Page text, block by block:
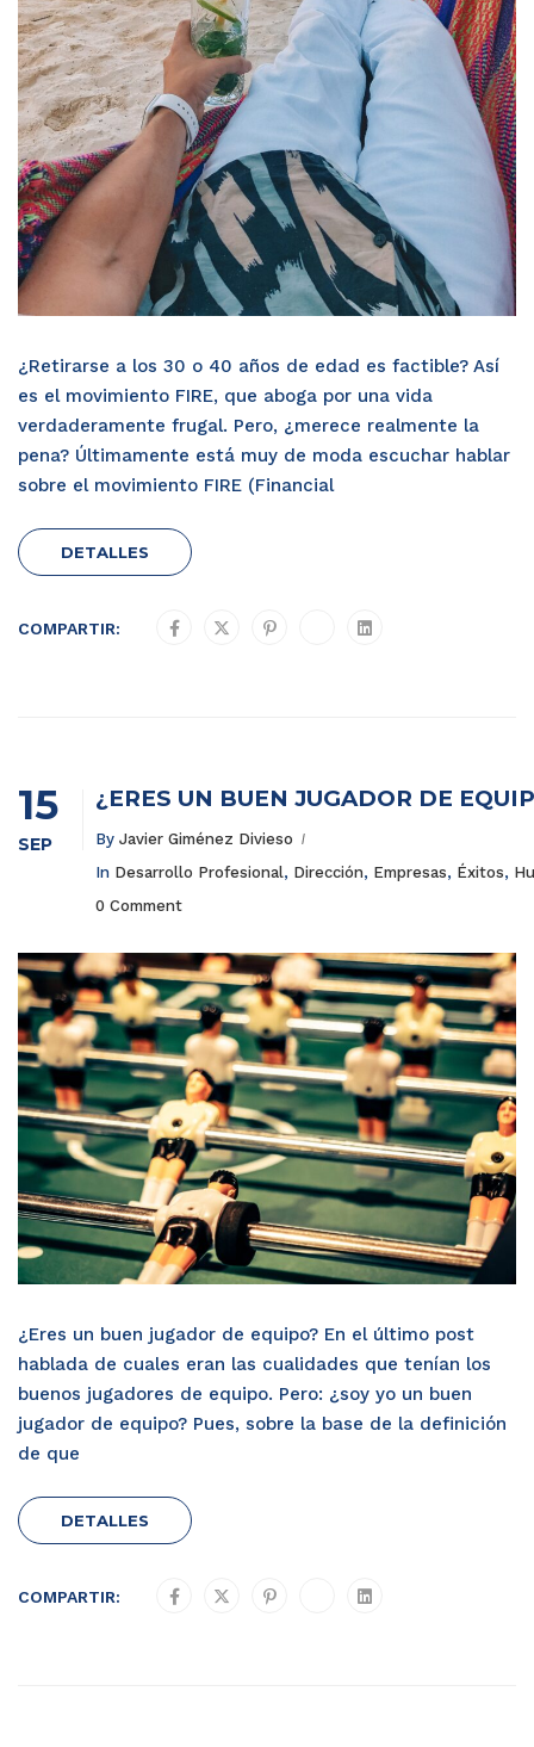
¿Retirarse a los 30 o 40 años de edad es factible? Así
es el movimiento FIRE, que aboga por una vida
verdaderamente frugal. Pero, ¿merece realmente la
pena? Últimamente está muy de moda escuchar hablar
sobre el movimiento FIRE (Financial
DETALLES
COMPARTIR:
15
SEP
¿ERES UN BUEN JUGADOR DE
By Javier Giménez Divieso
In Desarrollo Profesional, Dirección, Empresas, Éxitos,
0 Comment
¿Eres un buen jugador de equipo? En el último post
hablada de cuales eran las cualidades que tenían los
buenos jugadores de equipo. Pero: ¿soy yo un buen
jugador de equipo? Pues, sobre la base de la definición
de que
DETALLES
COMPARTIR: